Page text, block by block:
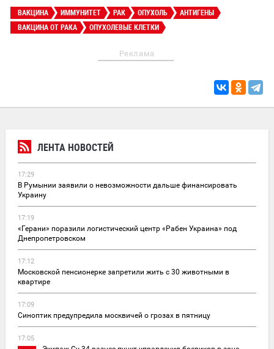
ЛЕНТА НОВОСТЕЙ
17:29
В Румынии заявили о невозможности дальше финансировать
Украину
17:19
«Герани» поразили логистический центр «Рабен Украина» под
Днепропетровском
17:12
Московской пенсионерке запретили жить с 30 животными в
квартире
17:09
Синоптик предупредила москвичей о грозах в пятницу
17:05
ВАКЦИНА ИММУНИТЕТ РАК ОПУХОЛЬ
АНТИГЕНЫ
ВАКЦИНА ОТ РАКА
ОПУХОЛЕВЫЕ КЛЕТКИ
Реклама